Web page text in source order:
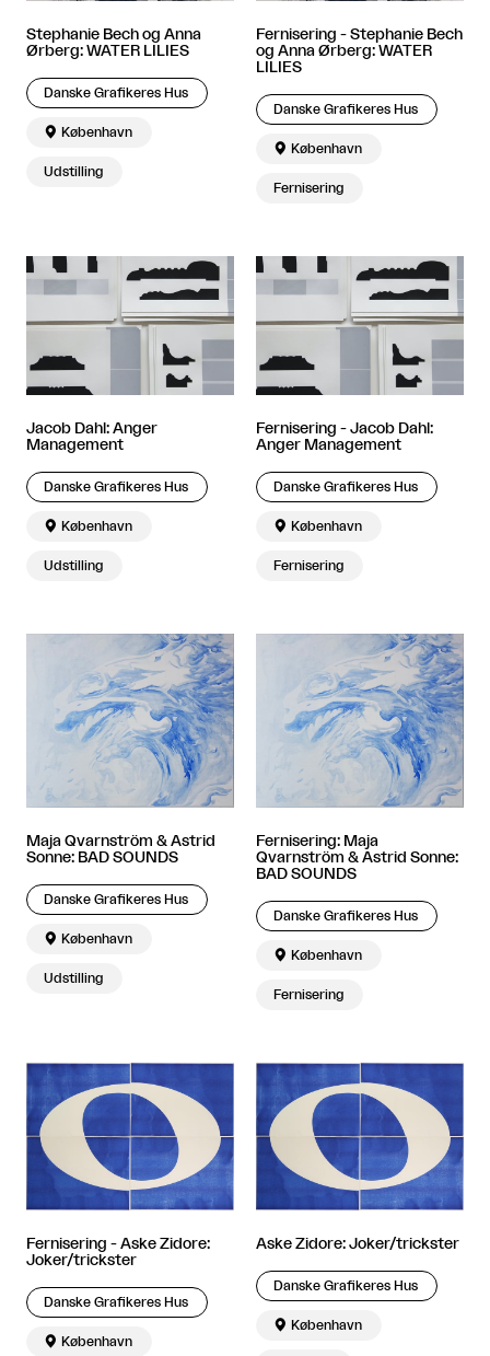
Stephanie Bech og Anna
Ørberg: WATER LILIES
Danske Grafikeres Hus
 København
Udstilling
Fernisering - Stephanie Bech
og Anna Ørberg: WATER
LILIES
Danske Grafikeres Hus
 København
Fernisering
Jacob Dahl: Anger
Management
Danske Grafikeres Hus
 København
Udstilling
Fernisering - Jacob Dahl:
Anger Management
Danske Grafikeres Hus
 København
Fernisering
Maja Qvarnström & Astrid
Sonne: BAD SOUNDS
Danske Grafikeres Hus
 København
Udstilling
Fernisering: Maja
Qvarnström & Astrid Sonne:
BAD SOUNDS
Danske Grafikeres Hus
 København
Fernisering
Fernisering - Aske Zidore:
Joker/trickster
Danske Grafikeres Hus
 København
Aske Zidore: Joker/trickster
Danske Grafikeres Hus
 København